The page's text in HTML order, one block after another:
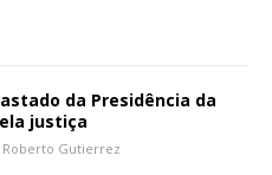
da Presidência da
justiça
Roberto Gutierrez